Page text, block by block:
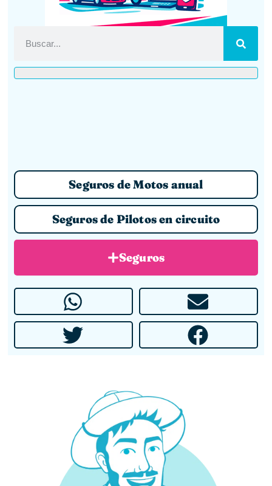
Seguros de Motos anual
Seguros de Pilotos en circuito
Seguros